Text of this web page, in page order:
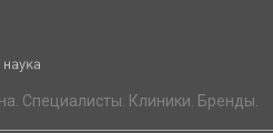
Специалисты. Клиники. Бренды.